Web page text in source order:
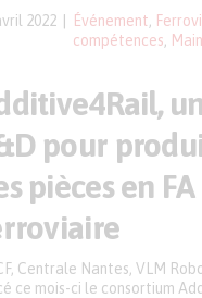
2022 Événement
compétences
pour
pièces en
Centrale Nantes, VLM
ce mois-ci le consortium